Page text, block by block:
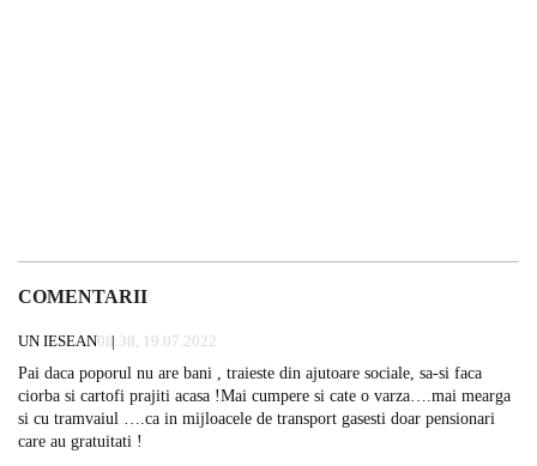
COMENTARII
UN IESEAN08:38, 19.07.2022
Pai daca poporul nu are bani , traieste din ajutoare sociale, sa-si faca
ciorba si cartofi prajiti acasa !Mai cumpere si cate o varza….mai mearga
si cu tramvaiul ….ca in mijloacele de transport gasesti doar pensionari
care au gratuitati !